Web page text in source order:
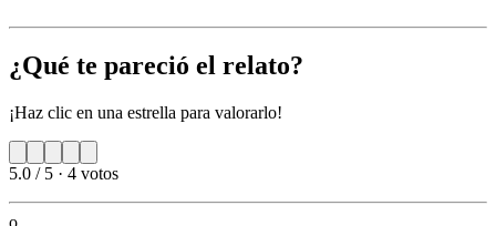
¿Qué te pareció el relato?
¡Haz clic en una estrella para valorarlo!
5.0 / 5 · 4 votos
o